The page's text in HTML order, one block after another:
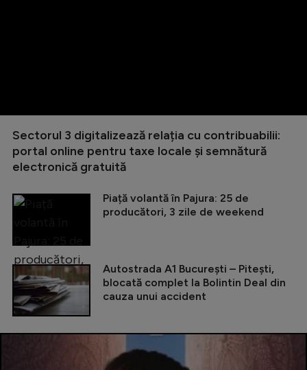
Sectorul 3 digitalizează relația cu contribuabilii:
portal online pentru taxe locale și semnătură
electronică gratuită
Piață volantă în Pajura: 25 de
producători, 3 zile de weekend
Autostrada A1 București – Pitești,
blocată complet la Bolintin Deal din
cauza unui accident